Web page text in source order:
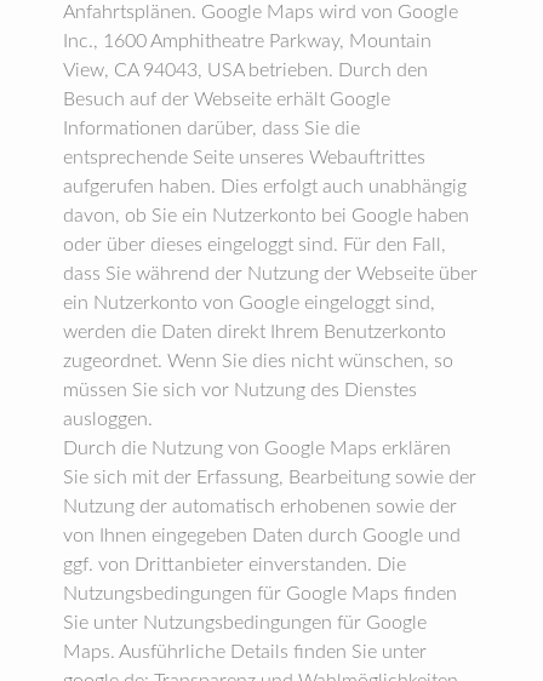
Anfahrtsplänen. Google Maps wird von Google
Inc., 1600 Amphitheatre Parkway, Mountain
View, CA 94043, USA betrieben. Durch den
Besuch auf der Webseite erhält Google
Informationen darüber, dass Sie die
entsprechende Seite unseres Webauftrittes
aufgerufen haben. Dies erfolgt auch unabhängig
davon, ob Sie ein Nutzerkonto bei Google haben
oder über dieses eingeloggt sind. Für den Fall,
dass Sie während der Nutzung der Webseite über
ein Nutzerkonto von Google eingeloggt sind,
werden die Daten direkt Ihrem Benutzerkonto
zugeordnet. Wenn Sie dies nicht wünschen, so
müssen Sie sich vor Nutzung des Dienstes
ausloggen.
Durch die Nutzung von Google Maps erklären
Sie sich mit der Erfassung, Bearbeitung sowie der
Nutzung der automatisch erhobenen sowie der
von Ihnen eingegeben Daten durch Google und
ggf. von Drittanbieter einverstanden. Die
Nutzungsbedingungen für Google Maps finden
Sie unter Nutzungsbedingungen für Google
Maps. Ausführliche Details finden Sie unter